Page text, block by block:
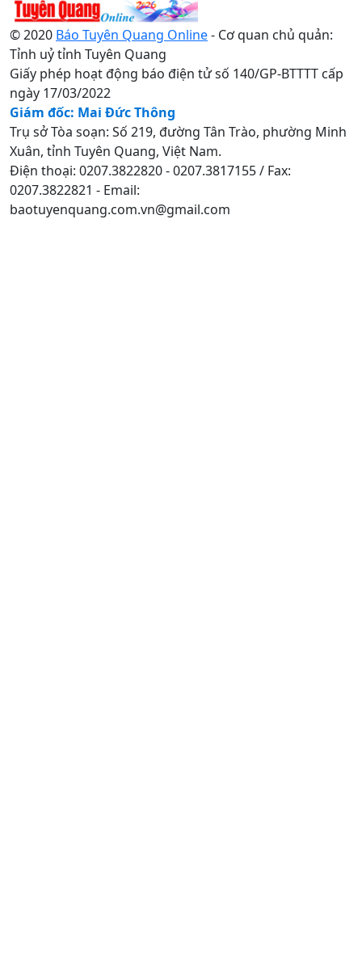
© 2020 Báo Tuyên Quang Online- Cơ quan chủ quản:
Tỉnh uỷ tỉnh Tuyên Quang
Giấy phép hoạt động báo điện tử số 140/GP-BTTTT cấp
ngày 17/03/2022
Giám đốc: Mai Đức Thông
Trụ sở Tòa soạn: Số 219, đường Tân Trào, phường Minh
Xuân, tỉnh Tuyên Quang, Việt Nam.
Điện thoại: 0207.3822820 - 0207.3817155 / Fax:
0207.3822821 - Email:
baotuyenquang.com.vn@gmail.com